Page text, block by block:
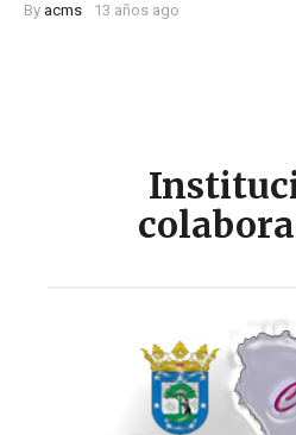
By acms 13 años ago